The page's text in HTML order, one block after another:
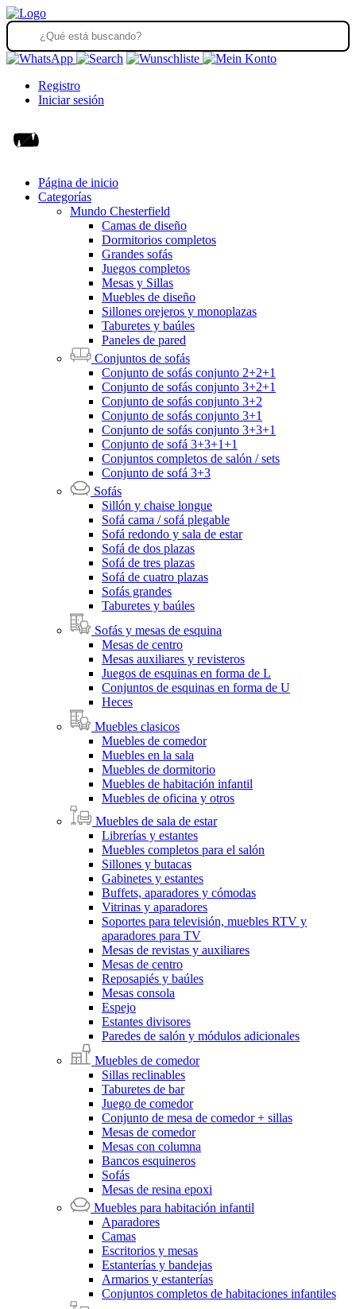
Registro
Iniciar sesión
Página de inicio
Categorías
Mundo Chesterfield
Camas de diseño
Dormitorios completos
Grandes sofás
Juegos completos
Mesas y Sillas
Muebles de diseño
Sillones orejeros y monoplazas
Taburetes y baúles
Paneles de pared
Conjuntos de sofás
Conjunto de sofás conjunto 2+2+1
Conjunto de sofás conjunto 3+2+1
Conjunto de sofás conjunto 3+2
Conjunto de sofás conjunto 3+1
Conjunto de sofás conjunto 3+3+1
Conjunto de sofá 3+3+1+1
Conjuntos completos de salón / sets
Conjunto de sofá 3+3
Sofás
Sillón y chaise longue
Sofá cama / sofá plegable
Sofá redondo y sala de estar
Sofá de dos plazas
Sofá de tres plazas
Sofá de cuatro plazas
Sofás grandes
Taburetes y baúles
Sofás y mesas de esquina
Mesas de centro
Mesas auxiliares y revisteros
Juegos de esquinas en forma de L
Conjuntos de esquinas en forma de U
Heces
Muebles clasicos
Muebles de comedor
Muebles en la sala
Muebles de dormitorio
Muebles de habitación infantil
Muebles de oficina y otros
Muebles de sala de estar
Librerías y estantes
Muebles completos para el salón
Sillones y butacas
Gabinetes y estantes
Buffets, aparadores y cómodas
Vitrinas y aparadores
Soportes para televisión, muebles RTV y
aparadores para TV
Mesas de revistas y auxiliares
Mesas de centro
Reposapiés y baúles
Mesas consola
Espejo
Estantes divisores
Paredes de salón y módulos adicionales
Muebles de comedor
Sillas reclinables
Taburetes de bar
Juego de comedor
Conjunto de mesa de comedor + sillas
Mesas de comedor
Mesas con columna
Bancos esquineros
Sofás
Mesas de resina epoxi
Muebles para habitación infantil
Aparadores
Camas
Escritorios y mesas
Estanterías y bandejas
Armarios y estanterías
Conjuntos completos de habitaciones infantiles